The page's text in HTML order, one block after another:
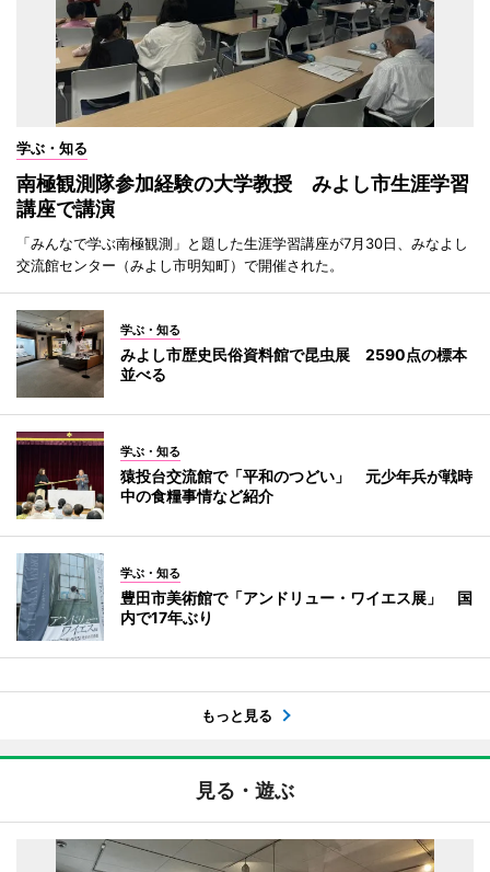
学ぶ・知る
南極観測隊参加経験の大学教授 みよし市生涯学習
講座で講演
「みんなで学ぶ南極観測」と題した生涯学習講座が7月30日、みなよし
交流館センター（みよし市明知町）で開催された。
学ぶ・知る
みよし市歴史民俗資料館で昆虫展 2590点の標本
並べる
学ぶ・知る
猿投台交流館で「平和のつどい」 元少年兵が戦時
中の食糧事情など紹介
学ぶ・知る
豊田市美術館で「アンドリュー・ワイエス展」 国
内で17年ぶり
もっと見る
見る・遊ぶ